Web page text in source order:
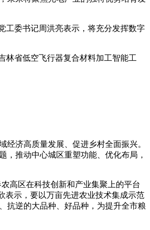
工委书记周洪亮表示，将充分发挥数字
林省低空飞行器复合材料加工智能工
济高质量发展、促进乡村全面振兴。
推动中心城区重塑功能、优化布局，
高区在科技创新和产业集聚上的平台
表示，要以万亩先进农业技术集成示范
抗逆的大品种、好品种，为提升全市粮